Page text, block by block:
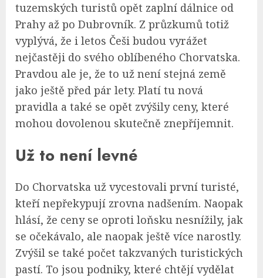
tuzemských turistů opět zaplní dálnice od
Prahy až po Dubrovník. Z průzkumů totiž
vyplývá, že i letos Češi budou vyrážet
nejčastěji do svého oblíbeného Chorvatska.
Pravdou ale je, že to už není stejná země
jako ještě před pár lety. Platí tu nová
pravidla a také se opět zvýšily ceny, které
mohou dovolenou skutečně znepříjemnit.
Už to není levné
Do Chorvatska už vycestovali první turisté,
kteří nepřekypují zrovna nadšením. Naopak
hlásí, že ceny se oproti loňsku nesnížily, jak
se očekávalo, ale naopak ještě více narostly.
Zvýšil se také počet takzvaných turistických
pastí. To jsou podniky, které chtějí vydělat